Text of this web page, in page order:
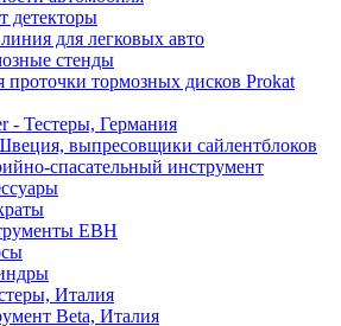
детекторы
для легковых авто
стенды
проточки тормозных дисков Prokat
- Тестеры, Германия
выпресовщики сайлентблоков
спасательный инструмент
EBH
Италия
Beta, Италия